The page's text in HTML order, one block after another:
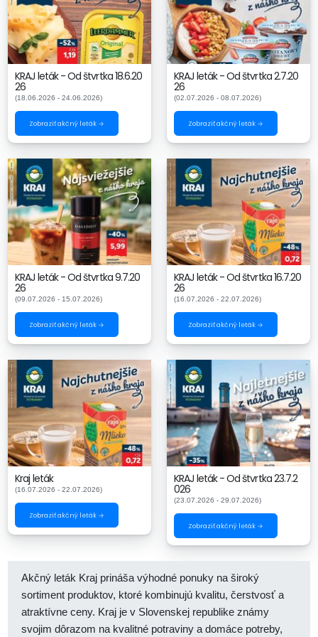
KRAJ leták - Od štvrtka 18.6.20
26
(18.06.2026 - 24.06.2026)
Zobraziť akčný leták →
KRAJ leták - Od štvrtka 2.7.20
26
(02.07.2026 - 08.07.2026)
Zobraziť akčný leták →
KRAJ leták - Od štvrtka 9.7.20
26
(09.07.2026 - 15.07.2026)
Zobraziť akčný leták →
KRAJ leták - Od štvrtka 16.7.20
26
(16.07.2026 - 22.07.2026)
Zobraziť akčný leták →
Kraj leták
(16.07.2026 - 22.07.2026)
Zobraziť akčný leták →
KRAJ leták - Od štvrtka 23.7.2
026
(23.07.2026 - 29.07.2026)
Zobraziť akčný leták →
Akčný leták Kraj prináša výhodné ponuky na široký
sortiment produktov, ktoré kombinujú kvalitu, čerstvosť a
atraktívne ceny. Kraj je v Slovenskej republike známy
svojim dôrazom na kvalitné potraviny a domáce potreby,